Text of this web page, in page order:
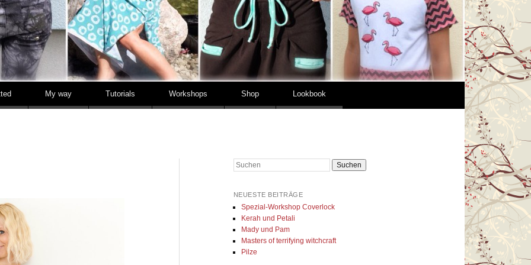
My way Tutorials Workshops Shop Lookbook
Suchen
NEUESTE BEITRÄGE
Spezial-Workshop Coverlock
Kerah und Petali
Mady und Pam
Masters of terrifying witchcraft
Pilze